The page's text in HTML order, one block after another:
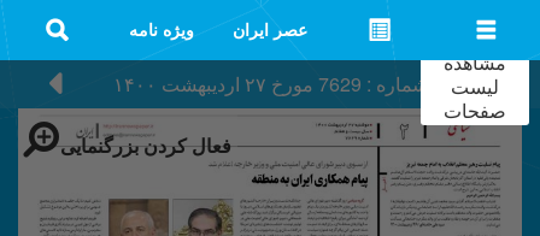
عصر ایران ویژه نامه
شماره : 7629 مورخ ۲۷ اردیبهشت ۱۴۰۰
فعال کردن بزرگنمایی
مشاهده
لیست
صفحات